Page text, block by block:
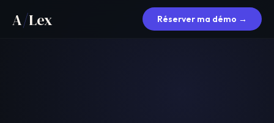
A/Lex Réserver ma démo →